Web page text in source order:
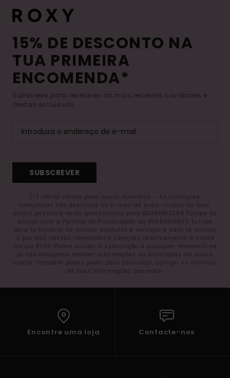
15% DE DESCONTO NA
TUA PRIMEIRA
ENCOMENDA*
Subscreve para receberes as mais recentes novidades e
ofertas exclusivas.
SUBSCREVER
(*) Oferta válida para novos membros - As condições
completas são descritas no e-mail de boas-vindas Os teus
dados pessoais serão processados pela BOARDRIDERS Europe de
acordo com a Política de Privacidade da BOARDRIDERS Europe
para te fornecer os nossos produtos e serviços e para te manter
a par das nossas novidades e coleções relativamente à nossa
marca ROXY. Podes anular a subscrição a qualquer momento se
já não desejares receber informações ou promoções da nossa
marca. Também podes pedir para consultar, corrigir ou eliminar
as tuas informações pessoais.
Encontre uma loja Contacte-nos